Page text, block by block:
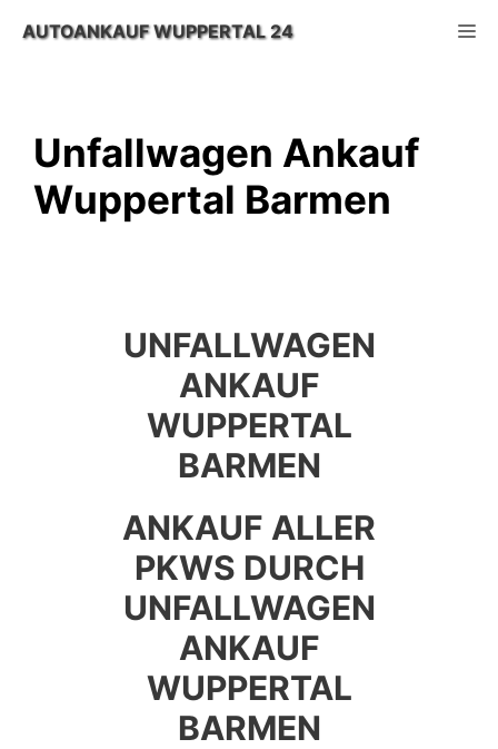
InhaltAUTOANKAUF WUPPERTAL 24
Unfallwagen Ankauf
Wuppertal Barmen
UNFALLWAGEN
ANKAUF
WUPPERTAL
BARMEN
ANKAUF ALLER
PKWS DURCH
UNFALLWAGEN
ANKAUF
WUPPERTAL
BARMEN